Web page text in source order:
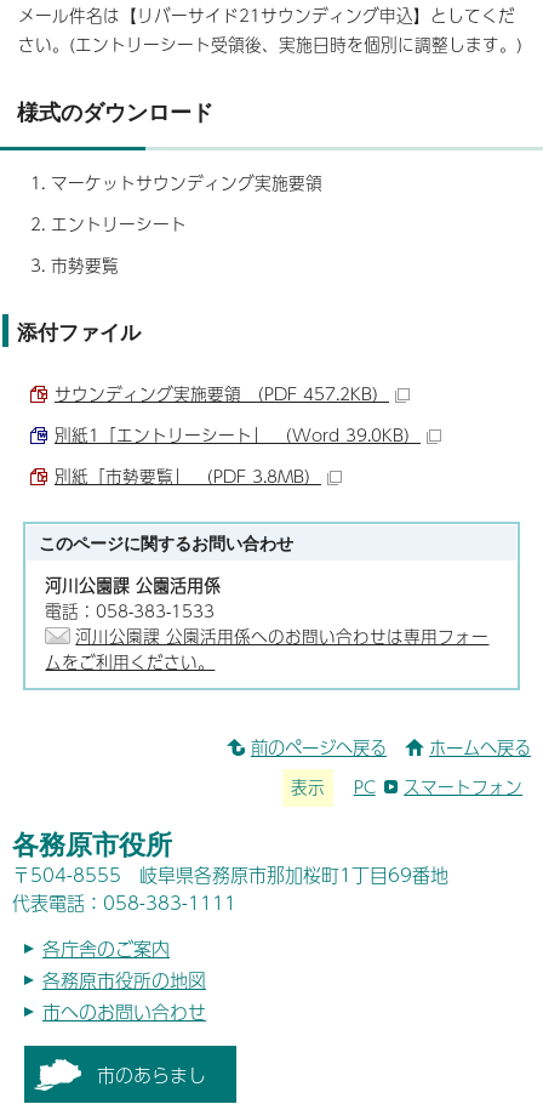
メール件名は【リバーサイド21サウンディング申込】としてくだ
さい。(エントリーシート受領後、実施日時を個別に調整します。)
様式のダウンロード
マーケットサウンディング実施要領
エントリーシート
市勢要覧
添付ファイル
サウンディング実施要領 （PDF 457.2KB）
別紙1「エントリーシート」 （Word 39.0KB）
別紙「市勢要覧」 （PDF 3.8MB）
このページに関するお問い合わせ
河川公園課 公園活用係
電話：058-383-1533
河川公園課 公園活用係へのお問い合わせは専用フォー
ムをご利用ください。
前のページへ戻る ホームへ戻る
表示 PC スマートフォン
各務原市役所
〒504-8555 岐阜県各務原市那加桜町1丁目69番地
代表電話：058-383-1111
各庁舎のご案内
各務原市役所の地図
市へのお問い合わせ
市のあらまし